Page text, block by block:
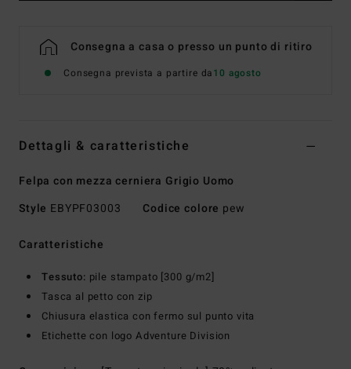
Consegna a casa o presso un punto di ritiro
Consegna prevista a partire da10 agosto
Dettagli & caratteristiche
Felpa con mezza cerniera Grigio Uomo
Style EBYPF03003 Codice colore pew
Caratteristiche
Tessuto: pile stampato [300 g/m2]
Tasca al petto con zip
Chiusura elastica con fermo sul punto vita
Etichette con logo Adventure Division